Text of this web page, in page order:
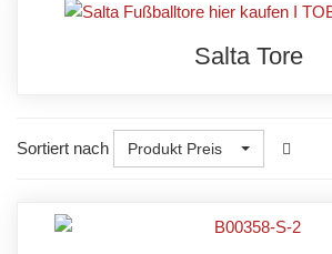
Salta Tore
Sortiert nach Produkt Preis